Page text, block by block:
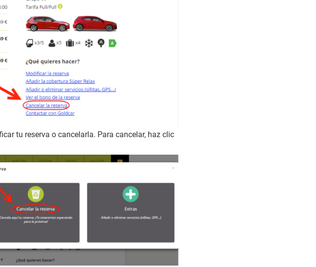
tu reserva o cancelarla. Para cancelar, haz clic